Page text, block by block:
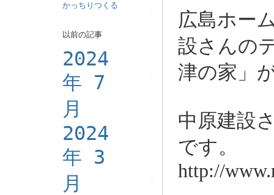
かっちりつくる
以前の記事
2024
年 7
月
2024
年 3
月
広島ホー
設さんの
津の家」
中原建設
です。
http://